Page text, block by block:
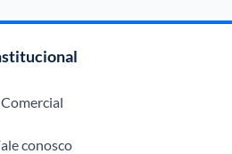
Comercial
conosco